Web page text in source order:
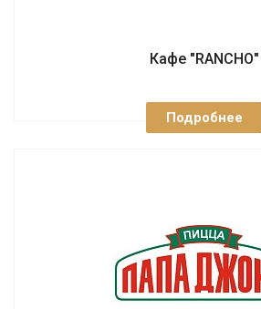
Кафе "RANCHO"
Подробнее